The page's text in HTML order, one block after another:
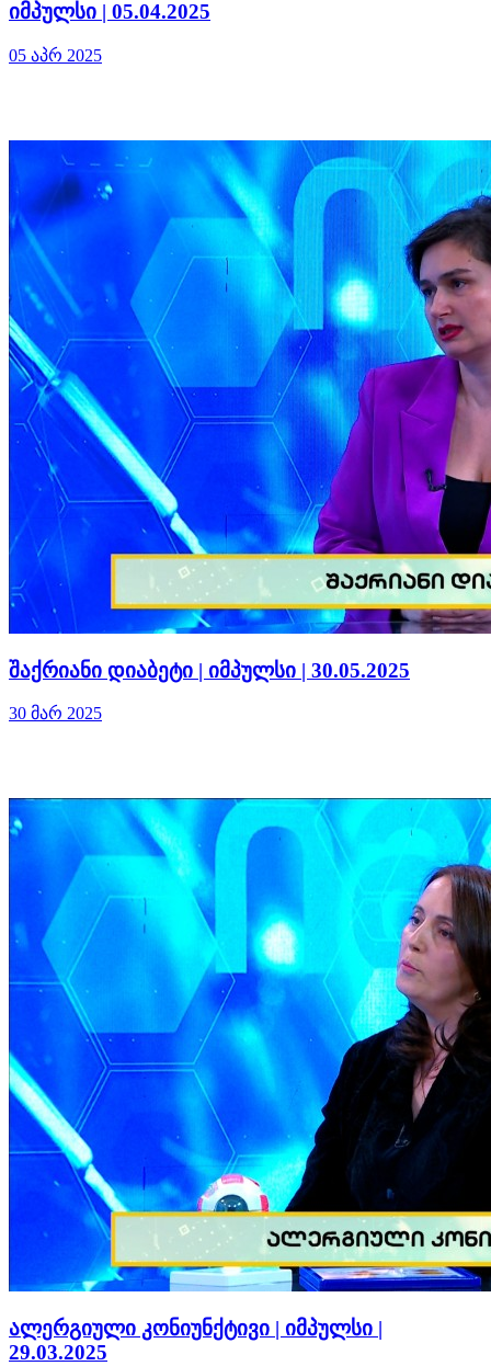
იმპულსი | 05.04.2025
05 აპრ 2025
შაქრიანი დიაბეტი | იმპულსი | 30.05.2025
30 მარ 2025
ალერგიული კონიუნქტივი | იმპულსი |
29.03.2025